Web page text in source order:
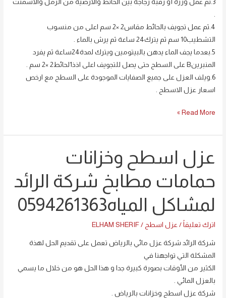
3.ثم عمل وزرة أو رقبة زجاجة بين الحائط والارضية من الرمل والاسمنت
4.ثم عمل تجويف بالحائط مقاس2 ×2 سم اعلى من منسوب
التشطيب10 سم ثم يترك24 ساعة ثم يرش بالماء .
5.بعدما يجف الماء يدهن بالبيتومين ويترك لمدة24ساعة ثم يفرد
المنبرينB على السطح حتى يصل للتجويف اعلى اذذ1لحائط2 ×2 سم .
6.ويلف العزل على جميع الصفايات الموجودة على السطح مع ارخص
اسعار عزل الاسطح .
Read More »
عزل اسطح وخزانات
حمامات مطابخ شركة الرائد
لمشاكل المياه0594261363
اترك تعليقاً /عزل اسطح /
ELHAM SHERIF
شركة الرائد شركة عزل مائي بالرياض تعمل على تقديم الحل لهذة
المشكلة التي تواجهنا في
الكثير من الأوقات بصورة كبيرة جدا و هذا الحل هو من خلال ما يسمي
بالعزل المائي .
شركة عزل اسطح وخزانات بالرياض .
اسطح
حمامات
مطابخ
الرائد
لمشاكل
المياه0594261363